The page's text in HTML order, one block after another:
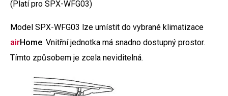
(Platí pro SPX-WFG03)
Model SPX-WFG03 lze umístit do vybrané klimatizace
airHome. Vnitřní jednotka má snadno dostupný prostor.
Tímto způsobem je zcela neviditelná.